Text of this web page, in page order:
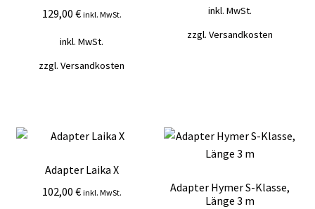
129,00 € inkl. MwSt.
inkl. MwSt.
zzgl.Versandkosten
inkl. MwSt.
zzgl. Versandkosten
Adapter Laika X
102,00 € inkl. MwSt.
Adapter Hymer S-Klasse,
Länge 3 m